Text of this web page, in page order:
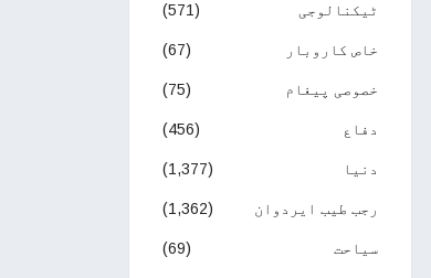
ٹیکنالوجی (571)
خاص کاروبار (67)
خصوصی پیغام (75)
دفاع (456)
دنیا (1,377)
رجب طیب ایردوان (1,362)
سیاحت (69)